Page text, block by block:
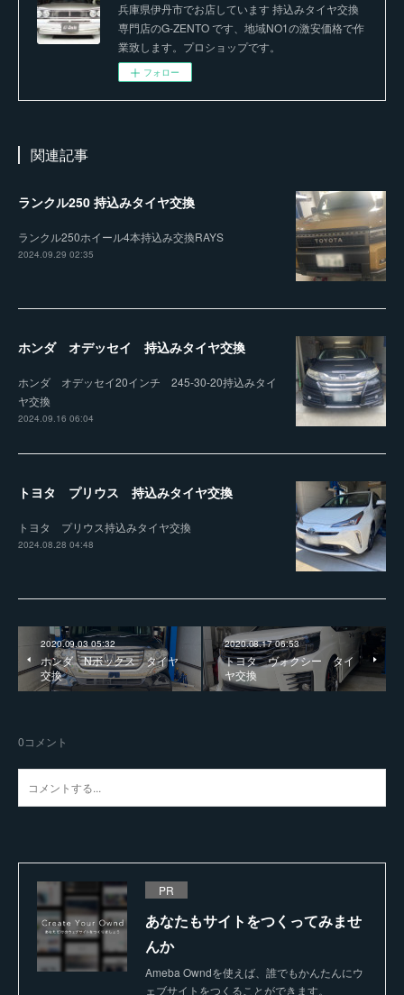
兵庫県伊丹市でお店しています 持込みタイヤ交換
専門店のG-ZENTO です、地域NO1の激安価格で作
業致します。プロショップです。
フォロー
関連記事
ランクル250 持込みタイヤ交換
ランクル250ホイール4本持込み交換RAYS
2024.09.29 02:35
ホンダ オデッセイ 持込みタイヤ交換
ホンダ オデッセイ20インチ 245-30-20持込みタイ
ヤ交換
2024.09.16 06:04
トヨタ プリウス 持込みタイヤ交換
トヨタ プリウス持込みタイヤ交換
2024.08.28 04:48
2020.09.03 05:32
ホンダ Nボックス タイヤ
交換
2020.08.17 06:53
トヨタ ヴォクシー タイ
ヤ交換
0コメント
PR
あなたもサイトをつくってみませ
んか
Ameba Owndを使えば、誰でもかんたんにウ
ェブサイトをつくることができます。